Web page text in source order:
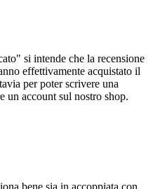
si intende che la recensione
effettivamente acquistato il
per poter scrivere una
un account sul nostro shop.
bene sia in accoppiata con